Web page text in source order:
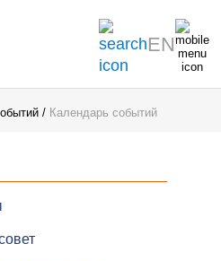
EN
Календарь событий